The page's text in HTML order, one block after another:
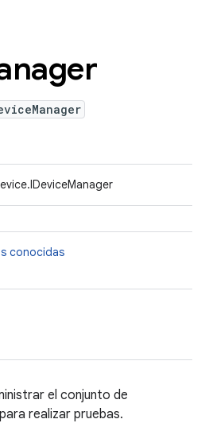
conocidas
el conjunto de
realizar pruebas.